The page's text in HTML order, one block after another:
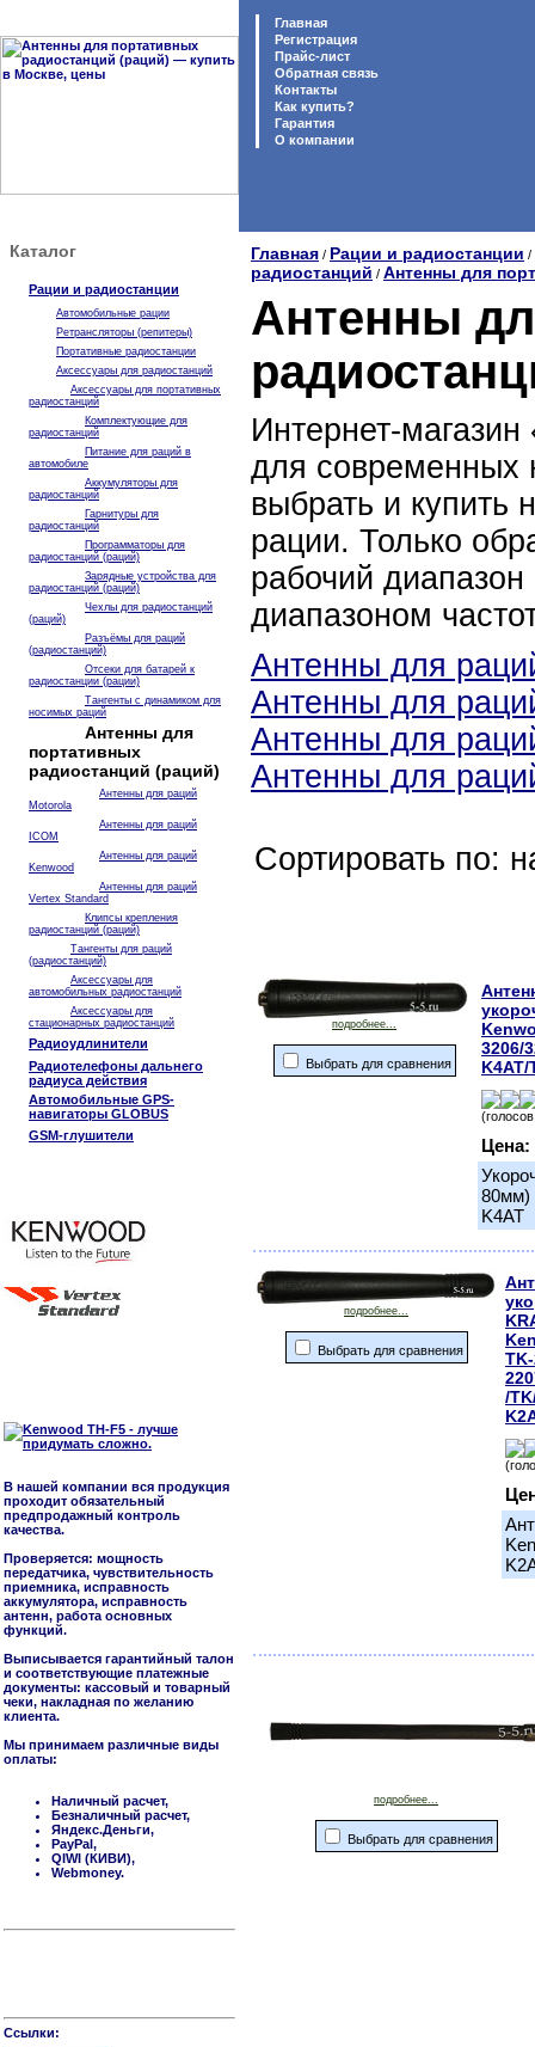
Главная
Регистрация
Прайс-лист
Обратная связь
Контакты
Как купить?
Гарантия
O компании
Каталог
Рации и радиостанции
Автомобильные рации
Ретрансляторы (репитеры)
Портативные радиостанции
Аксессуары для радиостанций
Аксессуары для портативных
радиостанций
Комплектующие для
радиостанций
Питание для раций в
автомобиле
Аккумуляторы для
радиостанций
Гарнитуры для
радиостанций
Программаторы для
радиостанций (раций)
Зарядные устройства для
радиостанций (раций)
Чехлы для радиостанций
(раций)
Разъёмы для раций
(радиостанций)
Отсеки для батарей к
радиостанции (рации)
Тангенты с динамиком для
носимых раций
Антенны для
портативных
радиостанций (раций)
Антенны для раций
Motorola
Антенны для раций
ICOM
Антенны для раций
Kenwood
Антенны для раций
Vertex Standard
Клипсы крепления
радиостанций (раций)
Тангенты для раций
(радиостанций)
Аксессуары для
автомобильных радиостанций
Аксессуары для
стационарных радиостанций
Радиоудлинители
Радиотелефоны дальнего
радиуса действия
Автомобильные GPS-
навигаторы GLOBUS
GSM-глушители
В нашей компании вся продукция
проходит обязательный
предпродажный контроль
качества.
Проверяется: мощность
передатчика, чувствительность
приемника, исправность
аккумулятора, исправность
антенн, работа основных
функций.
Выписывается гарантийный талон
и соответствующие платежные
документы: кассовый и товарный
чеки, накладная по желанию
клиента.
Мы принимаем различные виды
оплаты:
Наличный расчет,
Безналичный расчет,
Яндекс.Деньги,
PayPal,
QIWI (КИВИ),
Webmoney.
Cсылки:
Главная / Рации и радиостанции /
радиостанций / Антенны для
Антенны
Интернет-магазин
для современных
выбрать и купить
рации. Только
рабочий
диапазоном
Антенны для
Антенны для
Антенны для
Антенны для
Сортировать по:
подробнее...
Выбрать для сравнения
3206/
K4AT/
Цена:
80мм)
K4AT
подробнее...
Выбрать для сравнения
/
подробнее...
Выбрать для сравнения